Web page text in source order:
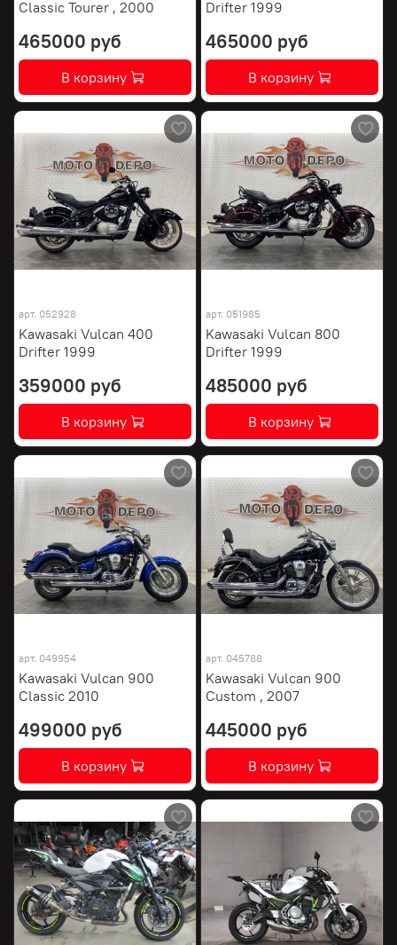
Classic Tourer , 2000
465000 руб
В корзину
Drifter 1999
465000 руб
В корзину
арт. 052928
Kawasaki Vulcan 400
Drifter 1999
359000 руб
В корзину
арт. 051985
Kawasaki Vulcan 800
Drifter 1999
485000 руб
В корзину
арт. 049954
Kawasaki Vulcan 900
Classic 2010
499000 руб
В корзину
арт. 045788
Kawasaki Vulcan 900
Custom , 2007
445000 руб
В корзину